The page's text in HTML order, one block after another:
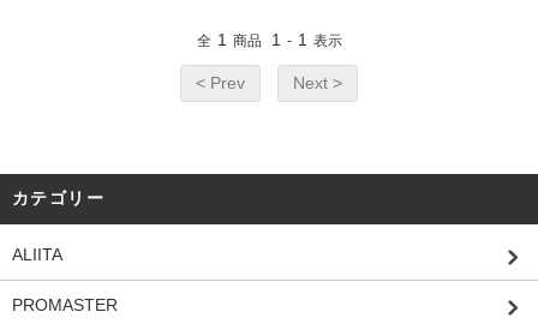
全 1 商品 1 - 1 表示
< Prev Next >
カテゴリー
ALIITA
PROMASTER